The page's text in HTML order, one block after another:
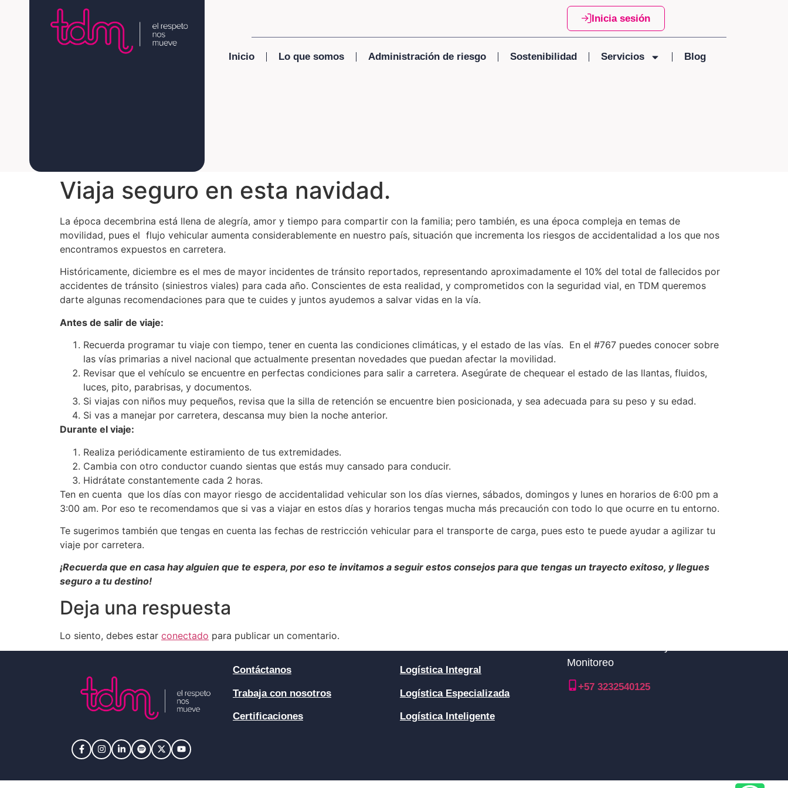
Inicia sesión
Inicio Lo que somos Administración de riesgo Sostenibilidad Servicios Blog
Viaja seguro en esta navidad.
La época decembrina está llena de alegría, amor y tiempo para compartir con la familia; pero también, es una época compleja en temas de
movilidad, pues el flujo vehicular aumenta considerablemente en nuestro país, situación que incrementa los riesgos de accidentalidad a los que nos
encontramos expuestos en carretera.
Históricamente, diciembre es el mes de mayor incidentes de tránsito reportados, representando aproximadamente el 10% del total de fallecidos por
accidentes de tránsito (siniestros viales) para cada año. Conscientes de esta realidad, y comprometidos con la seguridad vial, en TDM queremos
darte algunas recomendaciones para que te cuides y juntos ayudemos a salvar vidas en la vía.
Antes de salir de viaje:
Recuerda programar tu viaje con tiempo, tener en cuenta las condiciones climáticas, y el estado de las vías. En el #767 puedes conocer sobre
las vías primarias a nivel nacional que actualmente presentan novedades que puedan afectar la movilidad.
Revisar que el vehículo se encuentre en perfectas condiciones para salir a carretera. Asegúrate de chequear el estado de las llantas, fluidos,
luces, pito, parabrisas, y documentos.
Si viajas con niños muy pequeños, revisa que la silla de retención se encuentre bien posicionada, y sea adecuada para su peso y su edad.
Si vas a manejar por carretera, descansa muy bien la noche anterior.
Durante el viaje:
Realiza periódicamente estiramiento de tus extremidades.
Cambia con otro conductor cuando sientas que estás muy cansado para conducir.
Hidrátate constantemente cada 2 horas.
Ten en cuenta que los días con mayor riesgo de accidentalidad vehicular son los días viernes, sábados, domingos y lunes en horarios de 6:00 pm a
3:00 am. Por eso te recomendamos que si vas a viajar en estos días y horarios tengas mucha más precaución con todo lo que ocurre en tu entorno.
Te sugerimos también que tengas en cuenta las fechas de restricción vehicular para el transporte de carga, pues esto te puede ayudar a agilizar tu
viaje por carretera.
¡Recuerda que en casa hay alguien que te espera, por eso te invitamos a seguir estos consejos para que tengas un trayecto exitoso, y llegues
seguro a tu destino!
Deja una respuesta
Lo siento, debes estar conectado para publicar un comentario.
Contáctanos
Trabaja con nosotros
Certificaciones
Logística Integral
Logística Especializada
Logística Inteligente
Monitoreo
+57 3232540125